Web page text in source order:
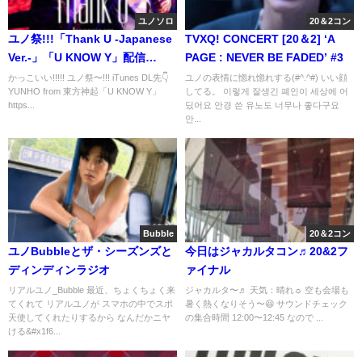
ユノソロ
ユノ祭!!!「Thank U -Japanese
Ver.-」「U KNOW Y」配信
START♬
かっこいい!!!!! ユノ祭〜!!! iTunes DL先👇
YUNHO from 東方神起「U KNOW Y」
https...
20＆2コン
TVXQ! CONCERT [20＆2] ‘A
PAGE : NEVER BE FADED’ #3
ユノの表情に惚れ惚れする(#^.^#) いい顔
してる。 이렇게 잘생긴 폐인이 세상에 어
딨어요 안경 쓴 유노도 너무나 좋다구요
안...
Bubble
ユノBubbleとザ・シーズンズと
ディンディンラジオ
リアルユノ_Bubble 最近、ちょくちょく来
てくれて リアルユノが スマホの中でスポ
天使してくれたりするから なんだかニヤ
ける&#x1f6...
20＆2コン
今日はジャカルタコン♬20&2フ
ァイナル
ジャカルタ〜♬ 天気：晴れ☼ 空も会場も
暑く熱くなりそう〜😆 サウンドチェック
の集合時間 12:00〜12:45 なので ...